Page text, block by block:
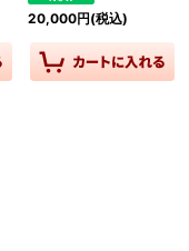
20,000円(税込)